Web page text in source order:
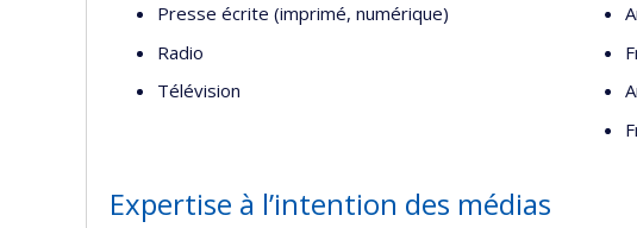
Presse écrite (imprimé, numérique)
Radio
Télévision
Expertise à l’intention des médias